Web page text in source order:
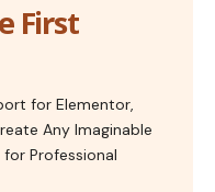
First
for Elementor,
Any Imaginable
Professional